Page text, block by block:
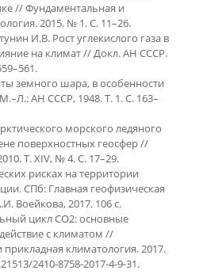
// Фундаментальная и
2015. № 1. С. 11–26.
И.В. Рост углекислого газа в
на климат // Докл. АН СССР.
земного шара, в особенности
АН СССР, 1948. Т. 1. С. 163–
морского ледяного
поверхностных геосфер //
Т. XIV, № 4. С. 17–29.
рисках на территории
СПб: Главная геофизическая
Воейкова, 2017. 106 с.
цикл СО2: основные
с климатом //
климатология. 2017.
2410-8758-2017-4-9-31.